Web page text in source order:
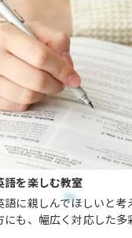
語を楽しむ教室
語に親しんでほしいと
も、幅広く対応した多